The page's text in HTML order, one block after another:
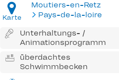
Karte
Moutiers-en-Retz
Pays-de-la-loire
Unterhaltungs- /
Animationsprogramm
überdachtes
Schwimmbecken